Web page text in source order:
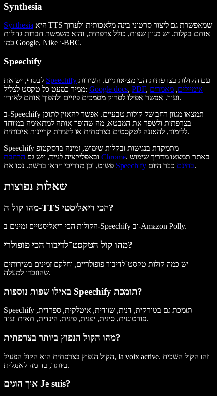
Synthesia
Synthesia
אותם בקלות. יש מגוון שפות, כולל צרפתית, והיא משמשת חברות גדולות
כמו Google, Nike ו-BBC.
Speechify
Speechify
ממיר כמעט כל טקסט לצליל: Google docs, PDF, אימיילים, מאמרים
ועוד. אפשר אפילו לסרוק מסמכים פיזיים ולהפוך אותם לאודיו.
ב-Speechify תמצאו מגוון רחב של קולות טבעיים. אפשר להאזין לתוכן
בצרפתית ולשפר את המבטא, מה שהופך אותה למתאימה במיוחד
ללימוד, להאזנה לטקסטים בצרפתית או ליצירת קריינות איכותית.
Speechify מתמקדת בנגישות ובקלות שימוש, זמינה בדסקטופ
ובאפליקציה לנייד, ויש גם הרחבת Chrome. באתר תמצאו מדריך שימוש
Speechify בחינםכבר היום.
שאלות נפוצות
מהו קול ה-TTS הכי ריאליסטי?
הקולות הכי ריאליסטיים זמינים ב-Speechify וב-Amazon Polly.
מהו קול הטקסט־לדיבור הכי פופולרי?
יש כמה קולות טקסט־לדיבור פופולריים, וחלקם זמינים בשירותים
שהוזכרו למעלה.
באילו שפות נוספות Speechify תומכת?
Speechify תומכת גם בטורקית, דנית, שוודית, איטלקית, ספרדית,
פורטוגזית, סינית, יפנית, פינית, הינדית, תאית ועוד.
מהו הקול הנפוץ ביותר בצרפתית?
הקול הנפוץ בצרפתית הוא הקול הפעיל, la voix active. זהו הקול השכיח
ביותר, בדומה לאנגלית.
איך הוגים Je suis?